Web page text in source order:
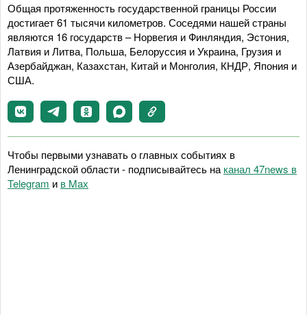
Общая протяженность государственной границы России
достигает 61 тысячи километров. Соседями нашей страны
являются 16 государств – Норвегия и Финляндия, Эстония,
Латвия и Литва, Польша, Белоруссия и Украина, Грузия и
Азербайджан, Казахстан, Китай и Монголия, КНДР, Япония и
США.
Чтобы первыми узнавать о главных событиях в
Ленинградской области - подписывайтесь на канал 47news в
Telegram и в Maх